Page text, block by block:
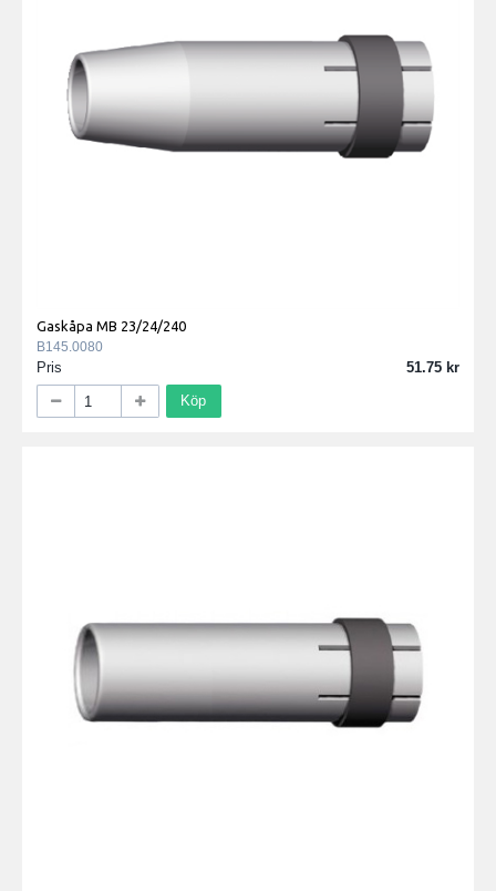
Gaskåpa MB 23/24/240
B145.0080
Pris 51.75
Köp